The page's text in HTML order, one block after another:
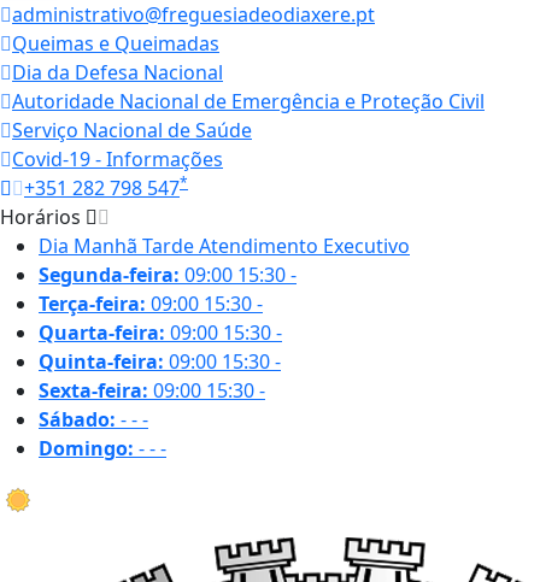
administrativo@freguesiadeodiaxere.pt
Queimas e Queimadas
Dia da Defesa Nacional
Autoridade Nacional de Emergência e Proteção Civil
Serviço Nacional de Saúde
Covid-19 - Informações
+351 282 798 547*
Horários
Dia Manhã TardeAtendimento Executivo
Segunda-feira: 09:00 15:30-
Terça-feira: 09:00 15:30-
Quarta-feira: 09:00 15:30-
Quinta-feira: 09:00 15:30-
Sexta-feira: 09:00 15:30-
Sábado: ---
Domingo: ---